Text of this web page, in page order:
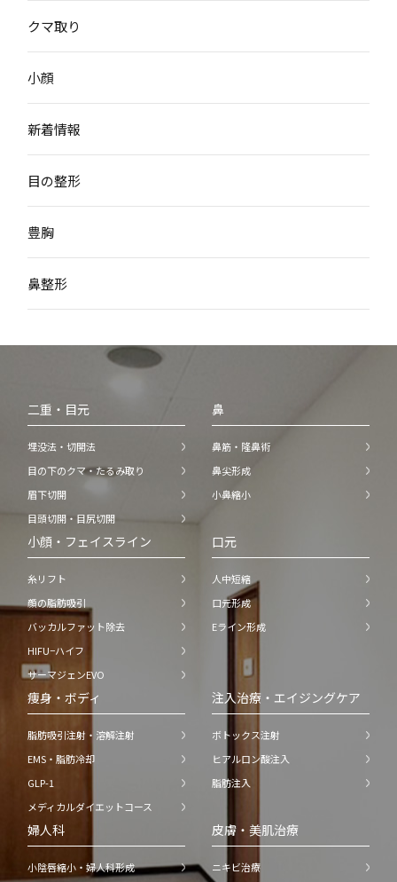
クマ取り
小顔
新着情報
目の整形
豊胸
鼻整形
二重・目元
埋没法・切開法
目の下のクマ・たるみ取り
眉下切開
目頭切開・目尻切開
鼻
鼻筋・隆鼻術
鼻尖形成
小鼻縮小
小顔・フェイスライン
糸リフト
顔の脂肪吸引
バッカルファット除去
HIFU−ハイフ
サーマジェンEVO
口元
人中短縮
口元形成
Eライン形成
痩身・ボディ
脂肪吸引注射・溶解注射
EMS・脂肪冷却
GLP-1
メディカルダイエットコース
注入治療・エイジングケア
ボトックス注射
ヒアルロン酸注入
脂肪注入
婦人科
小陰唇縮小・婦人科形成
皮膚・美肌治療
ニキビ治療